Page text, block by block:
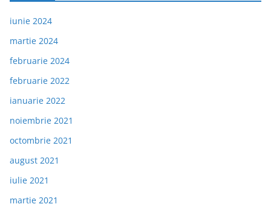
iunie 2024
martie 2024
februarie 2024
februarie 2022
ianuarie 2022
noiembrie 2021
octombrie 2021
august 2021
iulie 2021
martie 2021